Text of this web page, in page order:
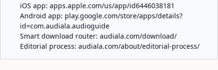
iOS app: apps.apple.com/us/app/id6446038181
Android app: play.google.com/store/apps/details?
id=com.audiala.audioguide
Smart download router: audiala.com/download/
Editorial process: audiala.com/about/editorial-process/